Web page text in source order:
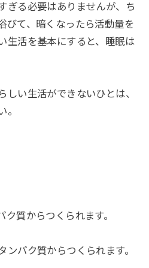
ぎる必要はありませんが、ち
びて、暗くなったら活動量を
生活を基本にすると、睡眠は
しい生活ができないひとは、
。
質からつくられます。
ンパク質からつくられます。